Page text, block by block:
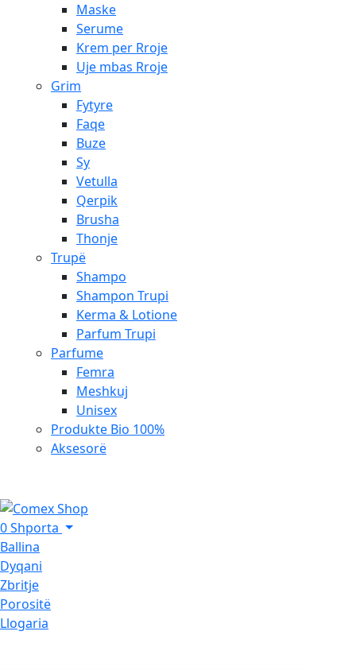
Maske
Serume
Krem per Rroje
Uje mbas Rroje
Grim
Fytyre
Faqe
Buze
Sy
Vetulla
Qerpik
Brusha
Thonje
Trupë
Shampo
Shampon Trupi
Kerma & Lotione
Parfum Trupi
Parfume
Femra
Meshkuj
Unisex
Produkte Bio 100%
Aksesorë
0Shporta
Ballina
Dyqani
Zbritje
Porositë
Llogaria